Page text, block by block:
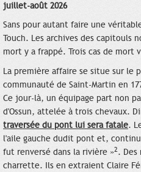
juillet-août 2026
Sans pour autant faire une
Touch. Les archives des capitouls
mort y a frappé. Trois cas de mort
La première affaire se situe sur le
communauté de Saint-Martin en
Ce jour-là, un équipage part non
d'Ossun, attelée à trois chevaux.
traversée du pont lui sera fatale.
l'aile gauche dudit pont et,
fut renversé dans la rivière »2.
charrette. Ils en extraient Claire